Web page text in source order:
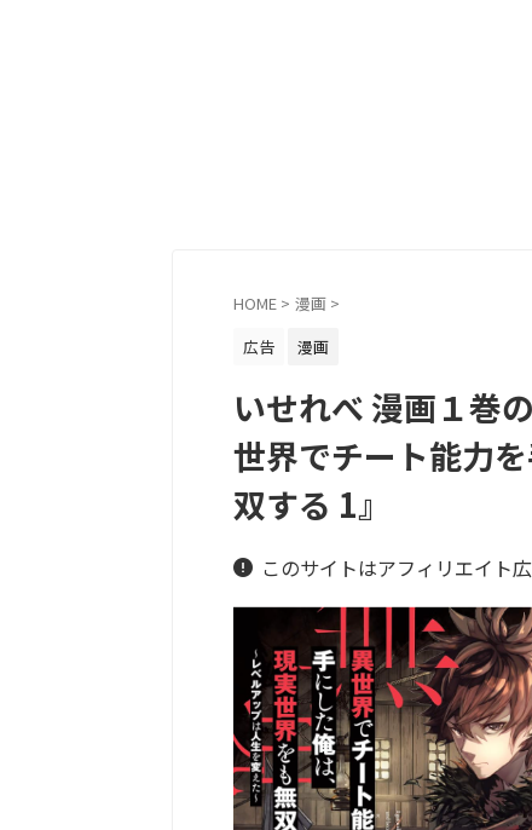
HOME > 漫画 >
広告
漫画
いせれべ 漫画１巻
世界でチート能力
双する 1』
このサイトはアフィリエイト